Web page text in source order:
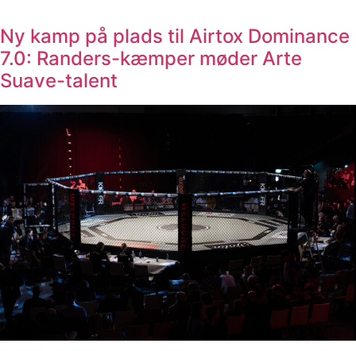
Ny kamp på plads til Airtox Dominance
7.0: Randers-kæmper møder Arte
Suave-talent